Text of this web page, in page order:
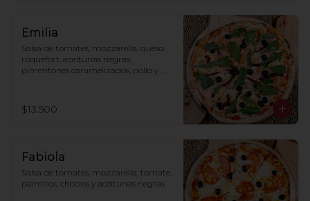
Emilia
Salsa de tomates, mozzarella, queso
roquefort, aceitunas negras,
pimentones caramelizados, pollo y
$13.500
Fabiola
Salsa de tomates, mozzarella, tomate,
palmitos, choclos y aceitunas negras.